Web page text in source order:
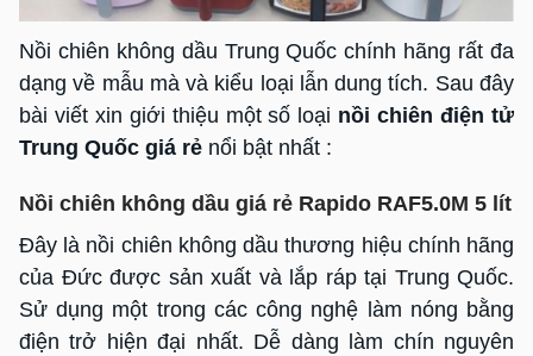
Nồi chiên không dầu Trung Quốc chính hãng rất đa
dạng về mẫu mà và kiểu loại lẫn dung tích. Sau đây
bài viết xin giới thiệu một số loại nồi chiên điện tử
Trung Quốc giá rẻ nổi bật nhất :
Nồi chiên không dầu giá rẻ Rapido RAF5.0M 5 lít
Đây là nồi chiên không dầu thương hiệu chính hãng
của Đức được sản xuất và lắp ráp tại Trung Quốc.
Sử dụng một trong các công nghệ làm nóng bằng
điện trở hiện đại nhất. Dễ dàng làm chín nguyên